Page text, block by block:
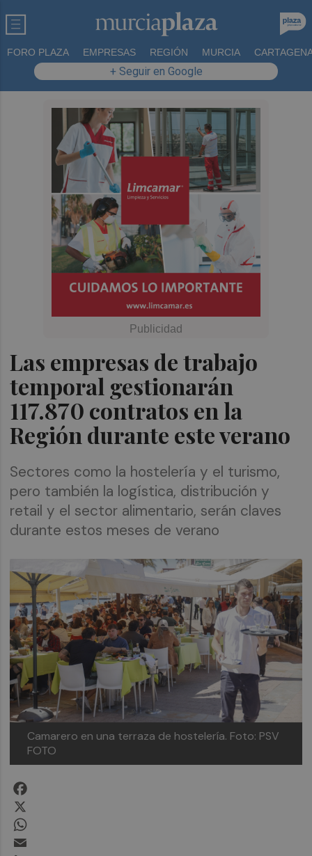
FORO PLAZA EMPRESAS REGIÓN MURCIA
+ Seguir en Google
Las empresas de trabajo
temporal gestionarán
117.870 contratos en la
Región durante este verano
Sectores como la hostelería y el turismo,
pero también la logística, distribución y
retail y el sector alimentario, serán claves
durante estos meses de verano
Camarero en una terraza de hostelería. Foto: PSV
FOTO